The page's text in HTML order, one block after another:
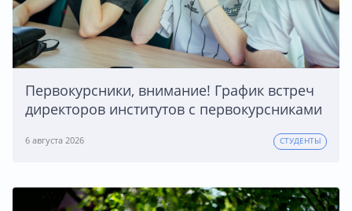
Первокурсники, внимание! График встреч
директоров институтов с первокурсниками
6 августа 2026 СТУДЕНТЫ